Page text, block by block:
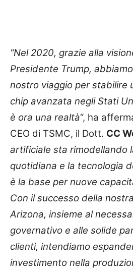
“Nel 2020, grazie alla
Presidente Trump,
nostro viaggio per stabilire
chip avanzata negli Stati
è ora una realtà“, ha
CEO di TSMC, il Dott. CC
artificiale sta rimodellando
quotidiana e la tecnologia
è la base per nuove
Con il successo della
Arizona, insieme al
governativo e alle solide
clienti, intendiamo
investimento nella